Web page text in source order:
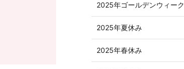
2025年ゴールデンウィーク
2025年夏休み
2025年春休み